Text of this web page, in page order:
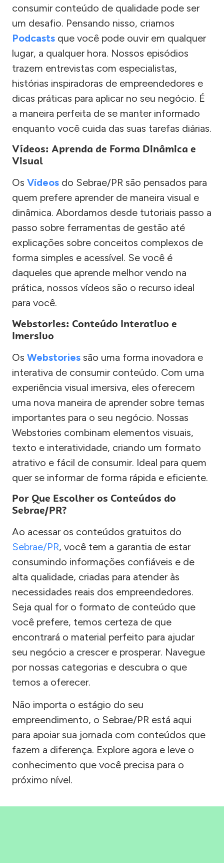
consumir conteúdo de qualidade pode ser
um desafio. Pensando nisso, criamos
Podcasts que você pode ouvir em qualquer
lugar, a qualquer hora. Nossos episódios
trazem entrevistas com especialistas,
histórias inspiradoras de empreendedores e
dicas práticas para aplicar no seu negócio. É
a maneira perfeita de se manter informado
enquanto você cuida das suas tarefas diárias.
Vídeos: Aprenda de Forma Dinâmica e
Visual
Os Vídeos do Sebrae/PR são pensados para
quem prefere aprender de maneira visual e
dinâmica. Abordamos desde tutoriais passo a
passo sobre ferramentas de gestão até
explicações sobre conceitos complexos de
forma simples e acessível. Se você é
daqueles que aprende melhor vendo na
prática, nossos vídeos são o recurso ideal
para você.
Webstories: Conteúdo Interativo e
Imersivo
Os Webstories são uma forma inovadora e
interativa de consumir conteúdo. Com uma
experiência visual imersiva, eles oferecem
uma nova maneira de aprender sobre temas
importantes para o seu negócio. Nossas
Webstories combinam elementos visuais,
texto e interatividade, criando um formato
atrativo e fácil de consumir. Ideal para quem
quer se informar de forma rápida e eficiente.
Por Que Escolher os Conteúdos do
Sebrae/PR?
Ao acessar os conteúdos gratuitos do
Sebrae/PR, você tem a garantia de estar
consumindo informações confiáveis e de
alta qualidade, criadas para atender às
necessidades reais dos empreendedores.
Seja qual for o formato de conteúdo que
você prefere, temos certeza de que
encontrará o material perfeito para ajudar
seu negócio a crescer e prosperar. Navegue
por nossas categorias e descubra o que
temos a oferecer.
Não importa o estágio do seu
empreendimento, o Sebrae/PR está aqui
para apoiar sua jornada com conteúdos que
fazem a diferença. Explore agora e leve o
conhecimento que você precisa para o
próximo nível.